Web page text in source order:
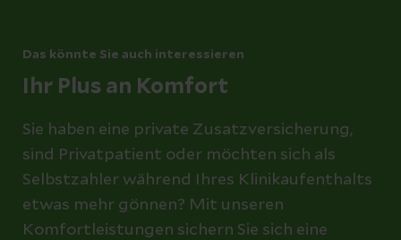
Das könnte Sie auch interessieren
Ihr Plus an Komfort
Sie haben eine private Zusatzversicherung,
sind Privatpatient oder möchten sich als
Selbstzahler während Ihres Klinikaufenthalts
etwas mehr gönnen? Mit unseren
Komfortleistungen sichern Sie sich eine